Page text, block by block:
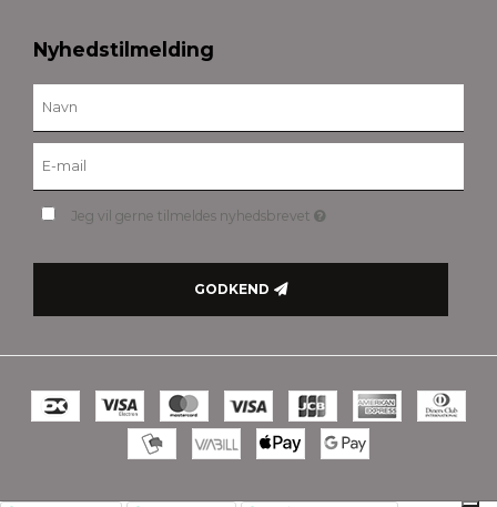
Nyhedstilmelding
Jeg vil gerne tilmeldes nyhedsbrevet
GODKEND